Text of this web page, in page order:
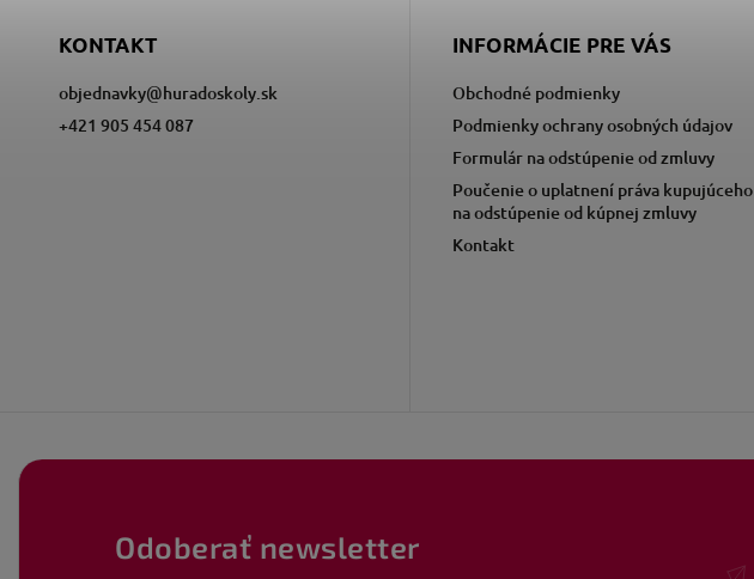
KONTAKT
objednavky@huradoskoly.sk
+421 905 454 087
INFORMÁCIE PRE VÁS
Obchodné podmienky
Podmienky ochrany osobných údajov
Formulár na odstúpenie od zmluvy
Poučenie o uplatnení práva kupujúceho
na odstúpenie od kúpnej zmluvy
Kontakt
Odoberať newsletter